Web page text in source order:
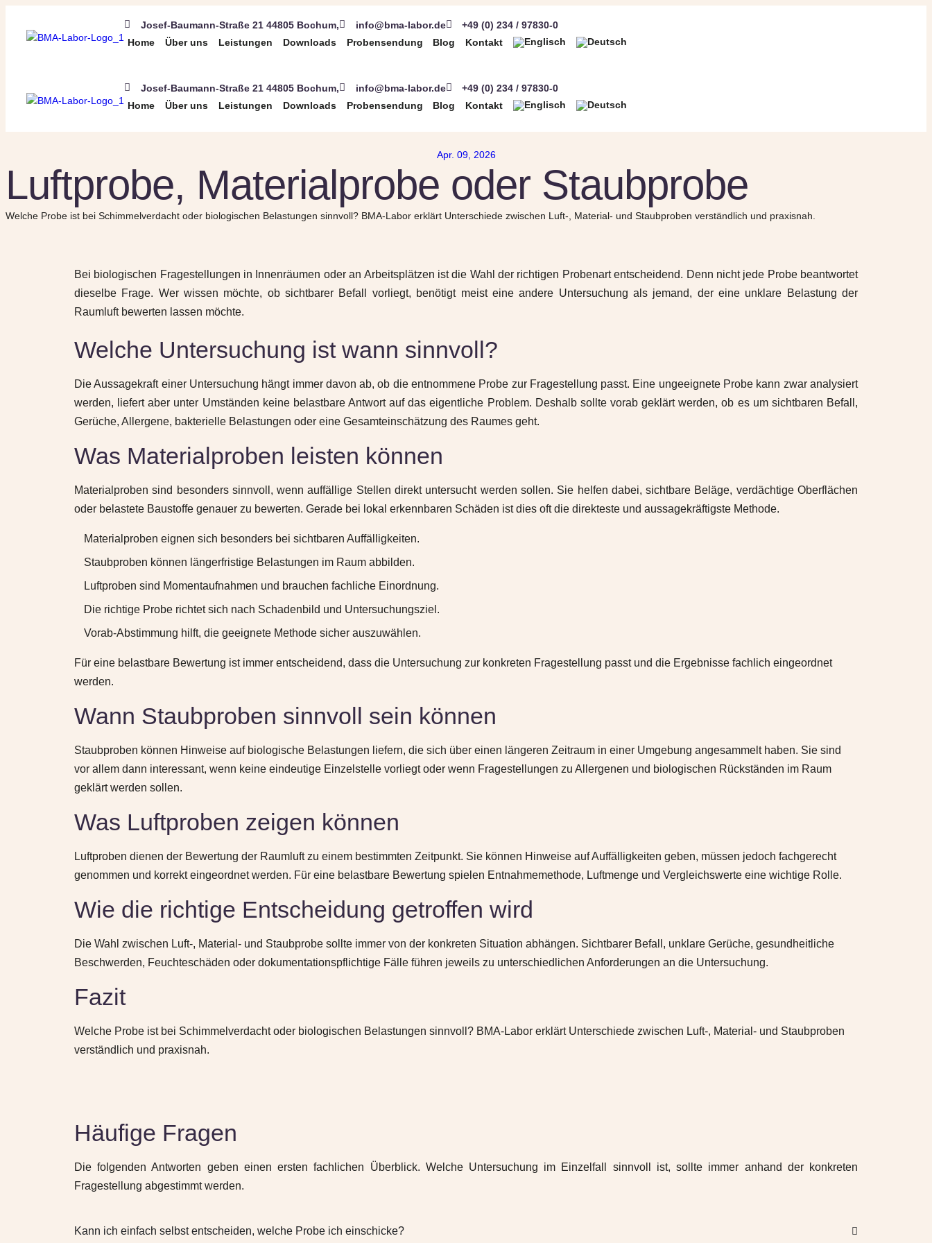
Josef-Baumann-Straße 21 44805 Bochum, info@bma-labor.de
+49 (0) 234 / 97830-0
Home
Über uns Leistungen Downloads Probensendung Blog Kontakt
Josef-Baumann-Straße 21 44805 Bochum, info@bma-labor.de
+49 (0) 234 / 97830-0
Home
Über uns Leistungen Downloads Probensendung Blog Kontakt
Apr. 09, 2026
Luftprobe, Materialprobe oder Staubprobe
Welche Probe ist bei Schimmelverdacht oder biologischen Belastungen sinnvoll? BMA-Labor erklärt Unterschiede zwischen Luft-, Material- und Staubproben verständlich und praxisnah.
Bei biologischen Fragestellungen in Innenräumen oder an Arbeitsplätzen ist die Wahl der richtigen Probenart entscheidend. Denn nicht jede Probe beantwortet
dieselbe Frage. Wer wissen möchte, ob sichtbarer Befall vorliegt, benötigt meist eine andere Untersuchung als jemand, der eine unklare Belastung der
Raumluft bewerten lassen möchte.
Welche Untersuchung ist wann sinnvoll?
Die Aussagekraft einer Untersuchung hängt immer davon ab, ob die entnommene Probe zur Fragestellung passt. Eine ungeeignete Probe kann zwar analysiert
werden, liefert aber unter Umständen keine belastbare Antwort auf das eigentliche Problem. Deshalb sollte vorab geklärt werden, ob es um sichtbaren Befall,
Gerüche, Allergene, bakterielle Belastungen oder eine Gesamteinschätzung des Raumes geht.
Was Materialproben leisten können
Materialproben sind besonders sinnvoll, wenn auffällige Stellen direkt untersucht werden sollen. Sie helfen dabei, sichtbare Beläge, verdächtige Oberflächen
oder belastete Baustoffe genauer zu bewerten. Gerade bei lokal erkennbaren Schäden ist dies oft die direkteste und aussagekräftigste Methode.
Materialproben eignen sich besonders bei sichtbaren Auffälligkeiten.
Staubproben können längerfristige Belastungen im Raum abbilden.
Luftproben sind Momentaufnahmen und brauchen fachliche Einordnung.
Die richtige Probe richtet sich nach Schadenbild und Untersuchungsziel.
Vorab-Abstimmung hilft, die geeignete Methode sicher auszuwählen.
Für eine belastbare Bewertung ist immer entscheidend, dass die Untersuchung zur konkreten Fragestellung passt und die Ergebnisse fachlich eingeordnet
werden.
Wann Staubproben sinnvoll sein können
Staubproben können Hinweise auf biologische Belastungen liefern, die sich über einen längeren Zeitraum in einer Umgebung angesammelt haben. Sie sind
vor allem dann interessant, wenn keine eindeutige Einzelstelle vorliegt oder wenn Fragestellungen zu Allergenen und biologischen Rückständen im Raum
geklärt werden sollen.
Was Luftproben zeigen können
Luftproben dienen der Bewertung der Raumluft zu einem bestimmten Zeitpunkt. Sie können Hinweise auf Auffälligkeiten geben, müssen jedoch fachgerecht
genommen und korrekt eingeordnet werden. Für eine belastbare Bewertung spielen Entnahmemethode, Luftmenge und Vergleichswerte eine wichtige Rolle.
Wie die richtige Entscheidung getroffen wird
Die Wahl zwischen Luft-, Material- und Staubprobe sollte immer von der konkreten Situation abhängen. Sichtbarer Befall, unklare Gerüche, gesundheitliche
Beschwerden, Feuchteschäden oder dokumentationspflichtige Fälle führen jeweils zu unterschiedlichen Anforderungen an die Untersuchung.
Fazit
Welche Probe ist bei Schimmelverdacht oder biologischen Belastungen sinnvoll? BMA-Labor erklärt Unterschiede zwischen Luft-, Material- und Staubproben
verständlich und praxisnah.
Häufige Fragen
Die folgenden Antworten geben einen ersten fachlichen Überblick. Welche Untersuchung im Einzelfall sinnvoll ist, sollte immer anhand der konkreten
Fragestellung abgestimmt werden.
Kann ich einfach selbst entscheiden, welche Probe ich einschicke?